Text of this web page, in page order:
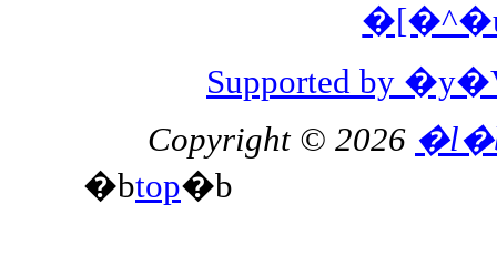
Supported by
Copyright © 2026
�btop�b